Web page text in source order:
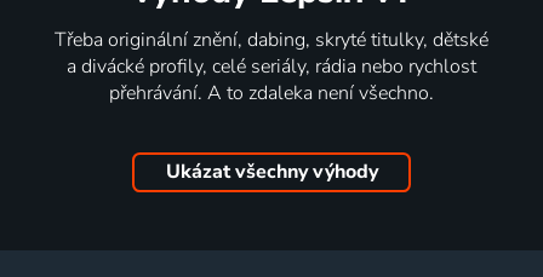
Třeba originální znění, dabing, skryté titulky, dětské
a divácké profily, celé seriály, rádia nebo rychlost
přehrávání. A to zdaleka není všechno.
Ukázat všechny výhody